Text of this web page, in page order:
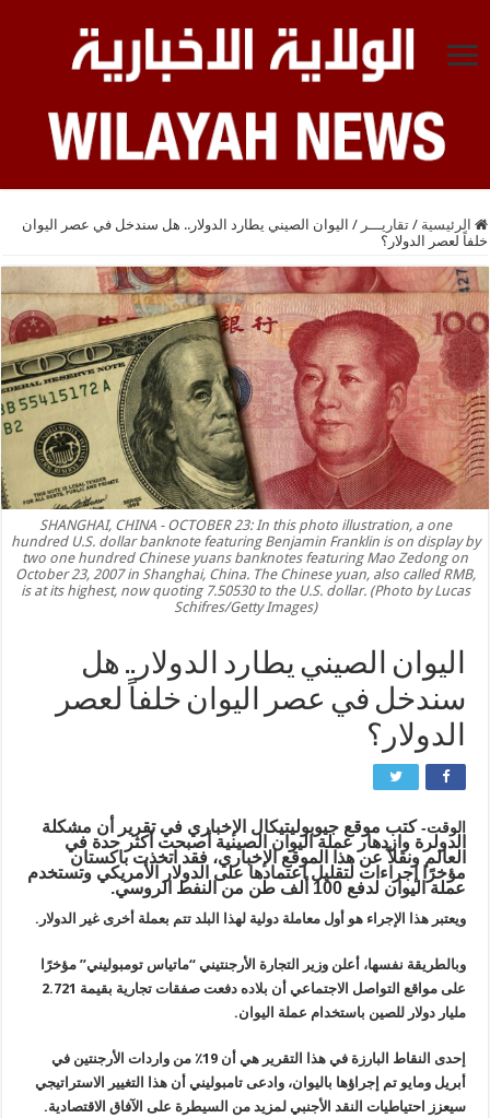
الرئيسية / تقاريـــر / اليوان الصيني يطارد الدولار.. هل سندخل في عصر اليوان
خلفاً لعصر الدولار؟
SHANGHAI, CHINA - OCTOBER 23: In this photo illustration, a one
hundred U.S. dollar banknote featuring Benjamin Franklin is on display by
two one hundred Chinese yuans banknotes featuring Mao Zedong on
October 23, 2007 in Shanghai, China. The Chinese yuan, also called RMB,
is at its highest, now quoting 7.50530 to the U.S. dollar. (Photo by Lucas
Schifres/Getty Images)
اليوان الصيني يطارد الدولار.. هل
سندخل في عصر اليوان خلفاً لعصر
الدولار؟
الوقت-كتب موقع جيوبوليتيكال الإخباري في تقرير أن مشكلة
الدولرة وازدهار عملة اليوان الصينية أصبحت أكثر حدة في
العالم ونقلاً عن هذا الموقع الإخباري، فقد اتخذت باكستان
مؤخرًا إجراءات لتقليل اعتمادها على الدولار الأمريكي وتستخدم
عملة اليوان لدفع 100 ألف طن من النفط الروسي.
ويعتبر هذا الإجراء هو أول معاملة دولية لهذا البلد تتم بعملة أخرى غير الدولار.
وبالطريقة نفسها، أعلن وزير التجارة الأرجنتيني “ماتياس تومبوليني” مؤخرًا
على مواقع التواصل الاجتماعي أن بلاده دفعت صفقات تجارية بقيمة 2.721
مليار دولار للصين باستخدام عملة اليوان.
إحدى النقاط البارزة في هذا التقرير هي أن 19٪ من واردات الأرجنتين في
أبريل ومايو تم إجراؤها باليوان، وادعى تامبوليني أن هذا التغيير الاستراتيجي
سيعزز احتياطيات النقد الأجنبي لمزيد من السيطرة على الآفاق الاقتصادية.